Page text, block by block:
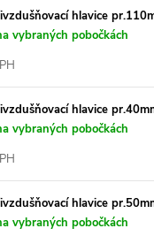
hlavice
vybraných pobočkách
hlavice
vybraných pobočkách
hlavice
vybraných pobočkách